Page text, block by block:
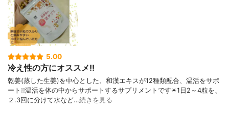
5.00
冷え性の方にオススメ!!
乾姜(蒸した生姜)を中心とした、和漢エキスが12種類配合、温活をサポ
ート❕❕温活を体の中からサポートするサプリメントです✴1日2～4粒を、
２.3回に分けて水など…続きを見る